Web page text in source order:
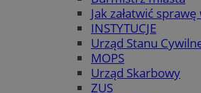
Jak załatwić
INSTYTUCJE
Urząd Stanu
MOPS
Urząd Skarbowy
ZUS